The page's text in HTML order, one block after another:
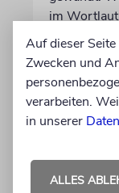
im Wortlaut
von Felix
Auf dieser
Zwecken und
verarbeiten.
in unserer
ALLES